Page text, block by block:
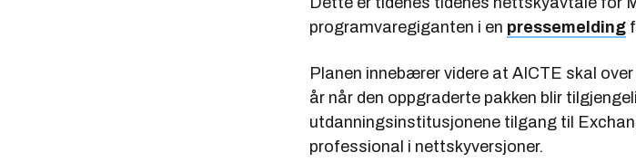
programvaregiganten i en pressemelding
Planen innebærer videre at AICTE skal
år når den oppgraderte pakken blir
utdanningsinstitusjonene tilgang til
professional i nettskyversjoner.